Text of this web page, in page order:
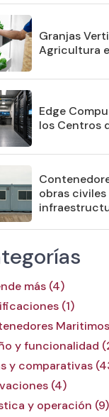
Granjas
Agricultura
Edge
los Centros
obras
más (4)
(1)
y funcionalidad
y comparativas
(4)
y operación (9)